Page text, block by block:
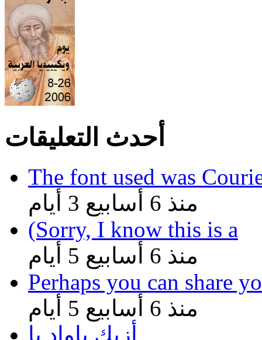
أحدث التعليقات
The font used was
منذ 6 أسابيع 3 أيام
(Sorry, I know this is a
منذ 6 أسابيع 5 أيام
Perhaps you can share
منذ 6 أسابيع 5 أيام
أزيك ياواد يا